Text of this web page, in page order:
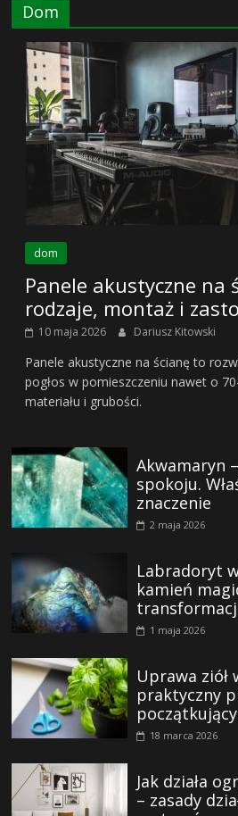
Dom
dom
Panele akustyczne na
rodzaje, montaż i
10 maja 2026 Dariusz Kitowski
Panele akustyczne na ścianę to
pogłos w pomieszczeniu nawet o
materiału i grubości.
Akwamaryn
spokoju.
znaczenie
2 maja 2026
Labradoryt
kamień
1 maja 2026
Uprawa ziół
praktyczny
18 marca 2026
Jak działa
– zasady